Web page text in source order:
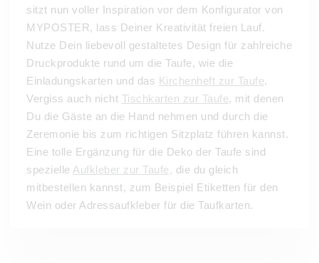
sitzt nun voller Inspiration vor dem Konfigurator von
MYPOSTER, lass Deiner Kreativität freien Lauf.
Nutze Dein liebevoll gestaltetes Design für zahlreiche
Druckprodukte rund um die Taufe, wie die
Einladungskarten und das Kirchenheft zur Taufe.
Vergiss auch nicht Tischkarten zur Taufe, mit denen
Du die Gäste an die Hand nehmen und durch die
Zeremonie bis zum richtigen Sitzplatz führen kannst.
Eine tolle Ergänzung für die Deko der Taufe sind
spezielle Aufkleber zur Taufe, die du gleich
mitbestellen kannst, zum Beispiel Etiketten für den
Wein oder Adressaufkleber für die Taufkarten.